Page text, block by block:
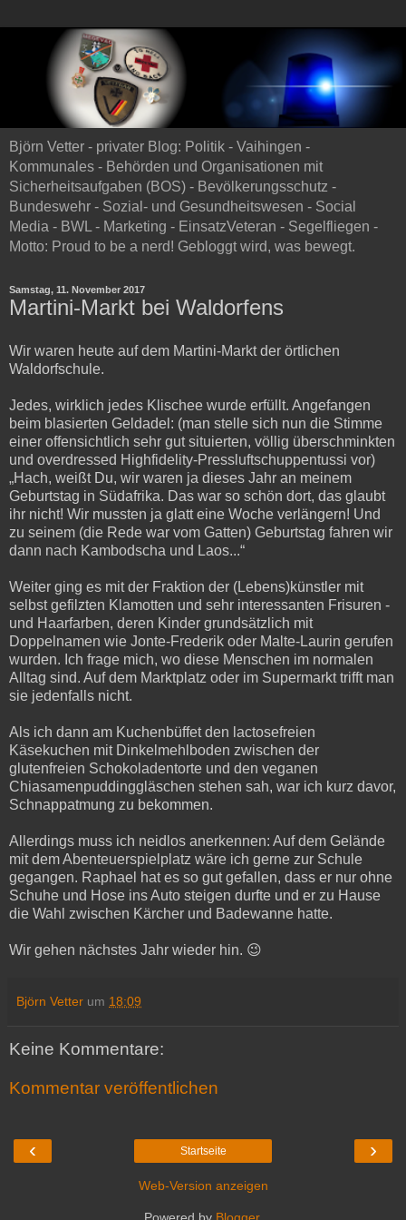
Björn Vetter - privater Blog: Politik - Vaihingen -
Kommunales - Behörden und Organisationen mit
Sicherheitsaufgaben (BOS) - Bevölkerungsschutz -
Bundeswehr - Sozial- und Gesundheitswesen - Social
Media - BWL - Marketing - EinsatzVeteran - Segelfliegen -
Motto: Proud to be a nerd! Gebloggt wird, was bewegt.
Samstag, 11. November 2017
Martini-Markt bei Waldorfens
Wir waren heute auf dem Martini-Markt der örtlichen
Waldorfschule.
Jedes, wirklich jedes Klischee wurde erfüllt. Angefangen
beim blasierten Geldadel: (man stelle sich nun die Stimme
einer offensichtlich sehr gut situierten, völlig überschminkten
und overdressed Highfidelity-Pressluftschuppentussi vor)
„Hach, weißt Du, wir waren ja dieses Jahr an meinem
Geburtstag in Südafrika. Das war so schön dort, das glaubt
ihr nicht! Wir mussten ja glatt eine Woche verlängern! Und
zu seinem (die Rede war vom Gatten) Geburtstag fahren wir
dann nach Kambodscha und Laos...“
Weiter ging es mit der Fraktion der (Lebens)künstler mit
selbst gefilzten Klamotten und sehr interessanten Frisuren -
und Haarfarben, deren Kinder grundsätzlich mit
Doppelnamen wie Jonte-Frederik oder Malte-Laurin gerufen
wurden. Ich frage mich, wo diese Menschen im normalen
Alltag sind. Auf dem Marktplatz oder im Supermarkt trifft man
sie jedenfalls nicht.
Als ich dann am Kuchenbüffet den lactosefreien
Käsekuchen mit Dinkelmehlboden zwischen der
glutenfreien Schokoladentorte und den veganen
Chiasamenpuddinggläschen stehen sah, war ich kurz davor,
Schnappatmung zu bekommen.
Allerdings muss ich neidlos anerkennen: Auf dem Gelände
mit dem Abenteuerspielplatz wäre ich gerne zur Schule
gegangen. Raphael hat es so gut gefallen, dass er nur ohne
Schuhe und Hose ins Auto steigen durfte und er zu Hause
die Wahl zwischen Kärcher und Badewanne hatte.
Wir gehen nächstes Jahr wieder hin. 😉
Björn Vetter um 18:09
Keine Kommentare:
Kommentar veröffentlichen
‹ ›
Startseite
Web-Version anzeigen
Powered by Blogger.